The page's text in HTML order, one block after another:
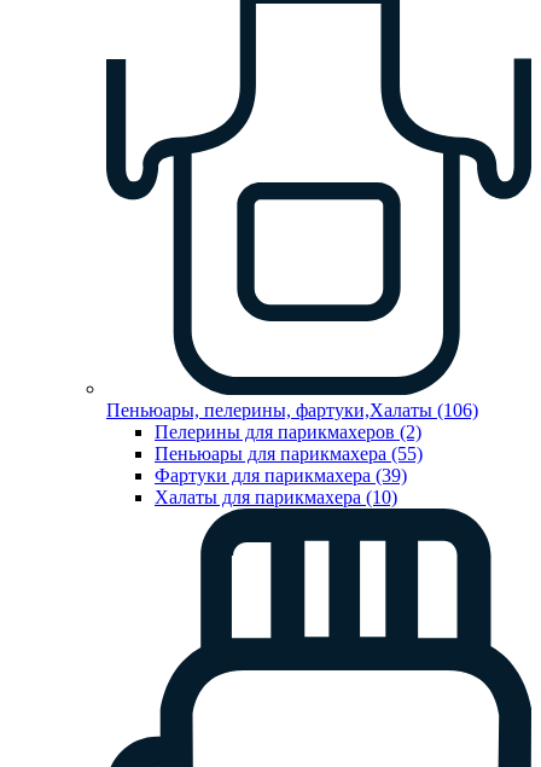
Пеньюары, пелерины, фартуки,Халаты (106)
Пелерины для парикмахеров (2)
Пеньюары для парикмахера (55)
Фартуки для парикмахера (39)
Халаты для парикмахера (10)